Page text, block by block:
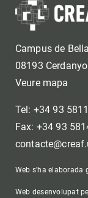
Campus de
08193
Veure mapa
Tel: +34 93
Fax: +34 93
Web s'ha elaborada
Web desenvolupat